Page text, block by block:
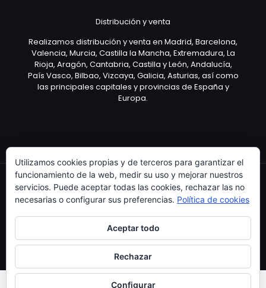
Distribución y venta
Realizamos distribución y venta en Madrid, Barcelona,
Valencia, Murcia, Castilla la Mancha, Extremadura, La
Rioja, Aragón, Cantabria, Castilla y León, Andalucía,
País Vasco, Bilbao, Vizcaya, Galicia, Asturias, así como
las principales capitales y provincias de España y
Europa.
Utilizamos cookies propias y de terceros para garantizar el
funcionamiento de la web, medir su uso y mejorar nuestros
servicios. Puede aceptar todas las cookies, rechazar las no
necesarias o configurar sus preferencias. Política de cookies
Aceptar todo
Rechazar
Configurar